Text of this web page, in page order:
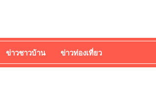
ข่าวชาวบ้าน ข่าวท่องเที่ยว